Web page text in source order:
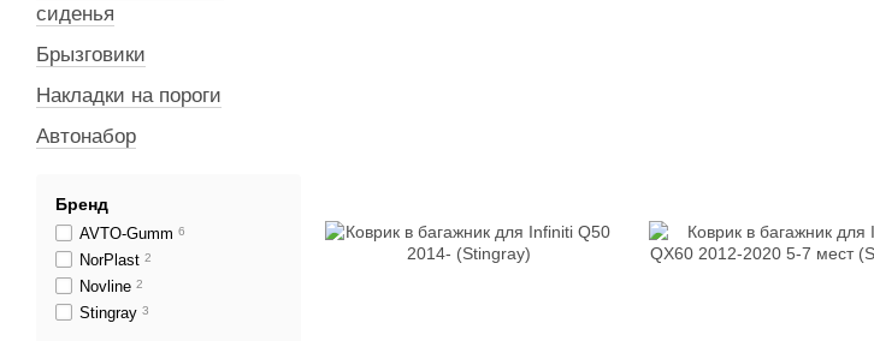
сиденья
Брызговики
Накладки на пороги
Автонабор
Бренд
AVTO-Gumm 6
NorPlast 2
Novline 2
Stingray 3